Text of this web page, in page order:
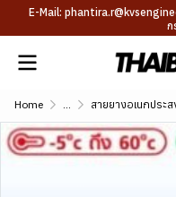
E-Mail:
ก
Home ... สายยางอเนกประ